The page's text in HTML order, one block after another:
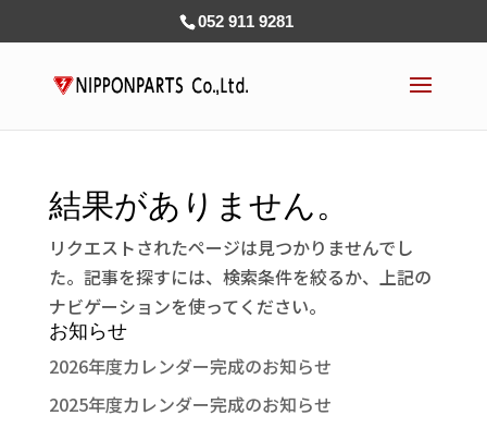
052 911 9281
結果がありません。
リクエストされたページは見つかりませんでし
た。記事を探すには、検索条件を絞るか、上記の
ナビゲーションを使ってください。
お知らせ
2026年度カレンダー完成のお知らせ
2025年度カレンダー完成のお知らせ